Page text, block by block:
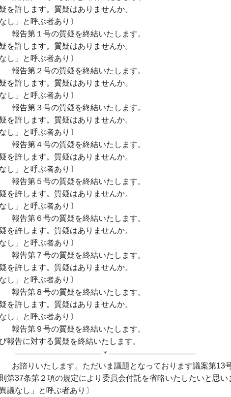
を許します。質疑はありませんか。
呼ぶ者あり〕
報告第１号の質疑を終結いたします。
を許します。質疑はありませんか。
呼ぶ者あり〕
報告第２号の質疑を終結いたします。
を許します。質疑はありませんか。
呼ぶ者あり〕
報告第３号の質疑を終結いたします。
を許します。質疑はありませんか。
呼ぶ者あり〕
報告第４号の質疑を終結いたします。
を許します。質疑はありませんか。
呼ぶ者あり〕
報告第５号の質疑を終結いたします。
を許します。質疑はありませんか。
呼ぶ者あり〕
報告第６号の質疑を終結いたします。
を許します。質疑はありませんか。
呼ぶ者あり〕
報告第７号の質疑を終結いたします。
を許します。質疑はありませんか。
呼ぶ者あり〕
報告第８号の質疑を終結いたします。
を許します。質疑はありませんか。
呼ぶ者あり〕
報告第９号の質疑を終結いたします。
報告に対する質疑を終結いたします。
＊―――――――――――
お諮りいたします。ただいま議題となっております議案第13
第37条第２項の規定により委員会付託を省略いたしたいと思い
」と呼ぶ者あり〕